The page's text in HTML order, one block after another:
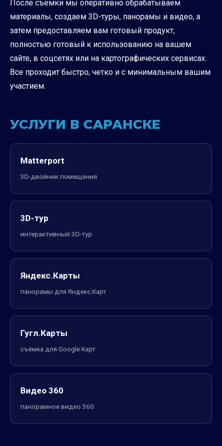
После съемки мы оперативно обрабатываем
материалы, создаем 3D-туры, панорамы и видео, а
затем предоставляем вам готовый продукт,
полностью готовый к использованию на вашем
сайте, в соцсетях или на картографических сервисах.
Все проходит быстро, четко и с минимальным вашим
участием.
УСЛУГИ В САРАНСКЕ
Matterport
3D-двойник помещения
3D-тур
интерактивный 3D-тур
Яндекс.Карты
панорамы для Яндекс.Карт
Гугл.Карты
съёмка для Google Карт
Видео 360
панорамное видео 360